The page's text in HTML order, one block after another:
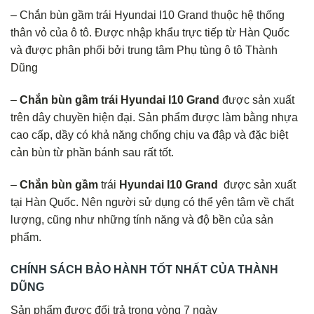
– Chắn bùn gầm trái Hyundai I10 Grand thuộc hệ thống
thân vỏ của ô tô. Được nhập khẩu trực tiếp từ Hàn Quốc
và được phân phối bởi trung tâm Phụ tùng ô tô Thành
Dũng
– Chắn bùn gầm trái Hyundai I10 Grand được sản xuất
trên dây chuyền hiện đại. Sản phẩm được làm bằng nhựa
cao cấp, dầy có khả năng chống chịu va đập và đặc biệt
cản bùn từ phần bánh sau rất tốt.
– Chắn bùn gầm trái Hyundai I10 Grand
được sản xuất
tại Hàn Quốc. Nên người sử dụng có thể yên tâm về chất
lượng, cũng như những tính năng và độ bền của sản
phẩm.
CHÍNH SÁCH BẢO HÀNH TỐT NHẤT CỦA THÀNH
DŨNG
Sản phẩm được đổi trả trong vòng 7 ngày